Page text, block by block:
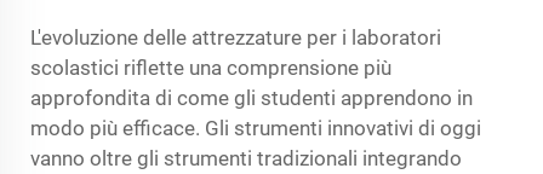
L'evoluzione delle attrezzature per i laboratori
scolastici riflette una comprensione più
approfondita di come gli studenti apprendono in
modo più efficace. Gli strumenti innovativi di oggi
vanno oltre gli strumenti tradizionali integrando